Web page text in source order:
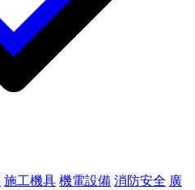
施工機具 機電設備 消防安全 廣